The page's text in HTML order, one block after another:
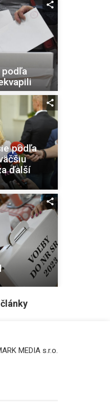
podľa
ďalší
MEDIA s.r.o.